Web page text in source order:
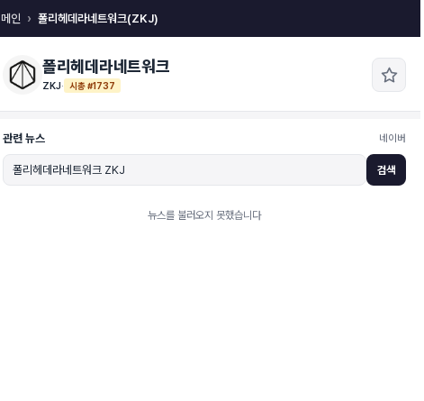
메인 폴리헤데라네트워크(ZKJ)
폴리헤데라네트워크
ZKJ· 시총 #1737
관련 뉴스 네이버
검색
뉴스를 불러오지 못했습니다